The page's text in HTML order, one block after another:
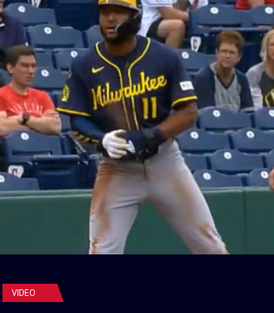
VIDEO